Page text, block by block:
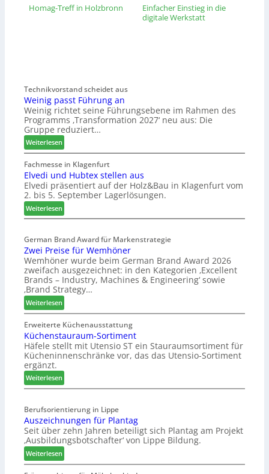
Homag-Treff in Holzbronn
Einfacher Einstieg in die
digitale Werkstatt
Technikvorstand scheidet aus
Weinig passt Führung an
Weinig richtet seine Führungsebene im Rahmen des
Programms ‚Transformation 2027‘ neu aus: Die
Gruppe reduziert…
Weiterlesen:
W
e
i
n
i
p
s
s
t
F
ü
h
r
u
n
g
a
n
Fachmesse in Klagenfurt
Elvedi und Hubtex stellen aus
Elvedi präsentiert auf der Holz&Bau in Klagenfurt vom
2. bis 5. September Lagerlösungen.
Weiterlesen:
E
v
e
d
i
u
n
d
H
u
b
t
e
x
s
t
l
e
n
a
u
German Brand Award für Markenstrategie
Zwei Preise für Wemhöner
Wemhöner wurde beim German Brand Award 2026
zweifach ausgezeichnet: in den Kategorien ‚Excellent
Brands – Industry, Machines & Engineering‘ sowie
‚Brand Strategy…
Weiterlesen:
Z
w
e
i
P
e
i
e
f
ü
r
W
e
Erweiterte Küchenausstattung
Küchenstauraum-Sortiment
Häfele stellt mit Utensio ST ein Stauraumsortiment für
Kücheninnenschränke vor, das das Utensio-Sortiment
ergänzt.
Weiterlesen:
K
c
h
e
n
s
t
Berufsorientierung in Lippe
Auszeichnungen für Plantag
Seit über zehn Jahren beteiligt sich Plantag am Projekt
‚Ausbildungsbotschafter‘ von Lippe Bildung.
Weiterlesen:
A